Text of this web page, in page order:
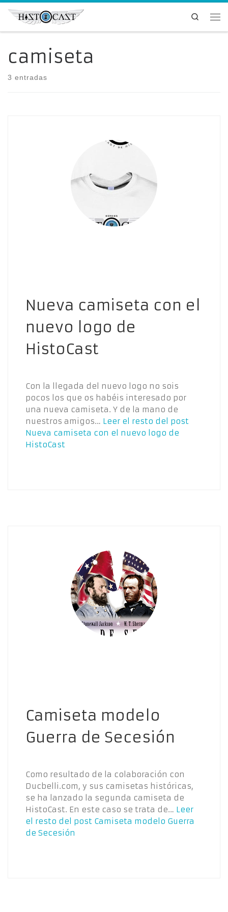
Saltar al contenido
Search
camiseta
3 entradas
Nueva camiseta con el
nuevo logo de
HistoCast
Con la llegada del nuevo logo no sois
pocos los que os habéis interesado por
una nueva camiseta. Y de la mano de
nuestros amigos… Leer el resto del post
Nueva camiseta con el nuevo logo de
HistoCast
Camiseta modelo
Guerra de Secesión
Como resultado de la colaboración con
Ducbelli.com, y sus camisetas históricas,
se ha lanzado la segunda camiseta de
HistoCast. En este caso se trata de… Leer
el resto del post Camiseta modelo Guerra
de Secesión